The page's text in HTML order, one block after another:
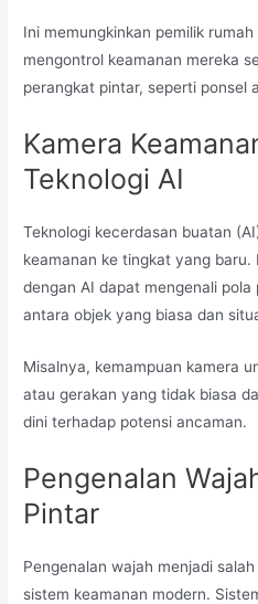
Ini memungkinkan pemilik
mengontrol keamanan mereka
perangkat pintar, seperti ponsel
Kamera
Teknologi AI
Teknologi kecerdasan buatan
keamanan ke tingkat yang baru.
dengan AI dapat mengenali pola
antara objek yang biasa dan
Misalnya, kemampuan kamera
atau gerakan yang tidak biasa
dini terhadap potensi ancaman.
Pengenalan
Pintar
Pengenalan wajah menjadi
sistem keamanan modern.